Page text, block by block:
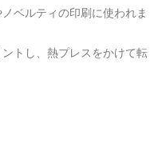
ベルティの印刷に使われま
トし、熱プレスをかけて転